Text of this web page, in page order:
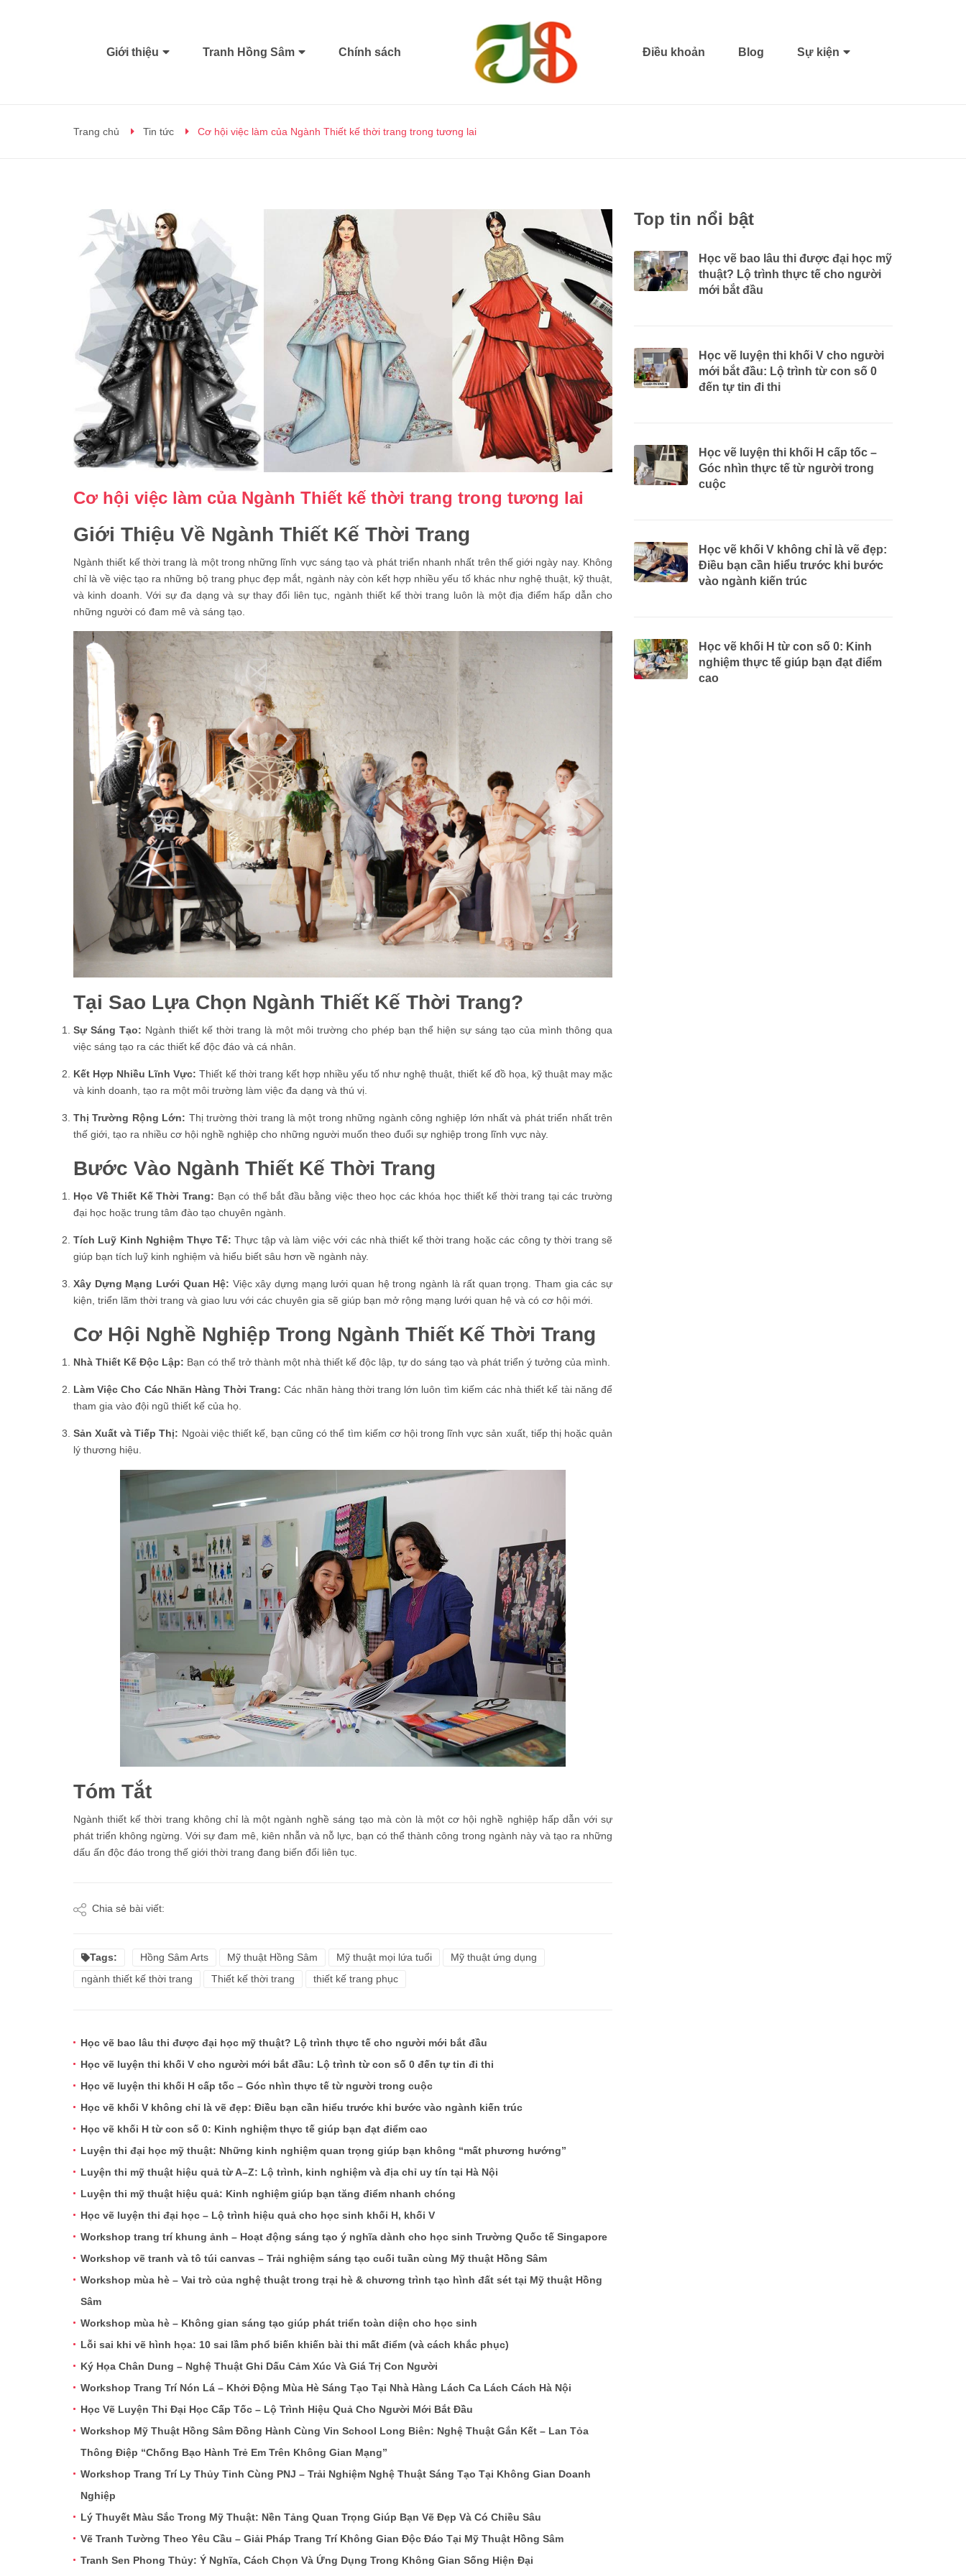
Giới thiệu Tranh Hồng Sâm Chính sách Điều khoản Blog Sự kiện
Trang chủ Tin tức Cơ hội việc làm của Ngành Thiết kế thời trang trong tương lai
Cơ hội việc làm của Ngành Thiết kế thời trang trong tương lai
Giới Thiệu Về Ngành Thiết Kế Thời Trang
Ngành thiết kế thời trang là một trong những lĩnh vực sáng tạo và phát triển nhanh nhất trên thế giới ngày nay. Không
chỉ là về việc tạo ra những bộ trang phục đẹp mắt, ngành này còn kết hợp nhiều yếu tố khác như nghệ thuật, kỹ thuật,
và kinh doanh. Với sự đa dạng và sự thay đổi liên tục, ngành thiết kế thời trang luôn là một địa điểm hấp dẫn cho
những người có đam mê và sáng tạo.
Tại Sao Lựa Chọn Ngành Thiết Kế Thời Trang?
Sự Sáng Tạo: Ngành thiết kế thời trang là một môi trường cho phép bạn thể hiện sự sáng tạo của mình thông qua
việc sáng tạo ra các thiết kế độc đáo và cá nhân.
Kết Hợp Nhiều Lĩnh Vực: Thiết kế thời trang kết hợp nhiều yếu tố như nghệ thuật, thiết kế đồ họa, kỹ thuật may mặc
và kinh doanh, tạo ra một môi trường làm việc đa dạng và thú vị.
Thị Trường Rộng Lớn: Thị trường thời trang là một trong những ngành công nghiệp lớn nhất và phát triển nhất trên
thế giới, tạo ra nhiều cơ hội nghề nghiệp cho những người muốn theo đuổi sự nghiệp trong lĩnh vực này.
Bước Vào Ngành Thiết Kế Thời Trang
Học Về Thiết Kế Thời Trang: Bạn có thể bắt đầu bằng việc theo học các khóa học thiết kế thời trang tại các trường
đại học hoặc trung tâm đào tạo chuyên ngành.
Tích Luỹ Kinh Nghiệm Thực Tế: Thực tập và làm việc với các nhà thiết kế thời trang hoặc các công ty thời trang sẽ
giúp bạn tích luỹ kinh nghiệm và hiểu biết sâu hơn về ngành này.
Xây Dựng Mạng Lưới Quan Hệ: Việc xây dựng mạng lưới quan hệ trong ngành là rất quan trọng. Tham gia các sự
kiện, triển lãm thời trang và giao lưu với các chuyên gia sẽ giúp bạn mở rộng mạng lưới quan hệ và có cơ hội mới.
Cơ Hội Nghề Nghiệp Trong Ngành Thiết Kế Thời Trang
Nhà Thiết Kế Độc Lập: Bạn có thể trở thành một nhà thiết kế độc lập, tự do sáng tạo và phát triển ý tưởng của mình.
Làm Việc Cho Các Nhãn Hàng Thời Trang: Các nhãn hàng thời trang lớn luôn tìm kiếm các nhà thiết kế tài năng để
tham gia vào đội ngũ thiết kế của họ.
Sản Xuất và Tiếp Thị: Ngoài việc thiết kế, bạn cũng có thể tìm kiếm cơ hội trong lĩnh vực sản xuất, tiếp thị hoặc quản
lý thương hiệu.
Tóm Tắt
Ngành thiết kế thời trang không chỉ là một ngành nghề sáng tạo mà còn là một cơ hội nghề nghiệp hấp dẫn với sự
phát triển không ngừng. Với sự đam mê, kiên nhẫn và nỗ lực, bạn có thể thành công trong ngành này và tạo ra những
dấu ấn độc đáo trong thế giới thời trang đang biến đổi liên tục.
Chia sẻ bài viết:
Tags: Hồng Sâm Arts Mỹ thuật Hồng Sâm Mỹ thuật mọi lứa tuổi
Mỹ thuật ứng dụng
ngành thiết kế thời trang
Thiết kế thời trang thiết kế trang phục
Học vẽ bao lâu thi được đại học mỹ thuật? Lộ trình thực tế cho người mới bắt đầu
Học vẽ luyện thi khối V cho người mới bắt đầu: Lộ trình từ con số 0 đến tự tin đi thi
Học vẽ luyện thi khối H cấp tốc – Góc nhìn thực tế từ người trong cuộc
Học vẽ khối V không chỉ là vẽ đẹp: Điều bạn cần hiểu trước khi bước vào ngành kiến trúc
Học vẽ khối H từ con số 0: Kinh nghiệm thực tế giúp bạn đạt điểm cao
Luyện thi đại học mỹ thuật: Những kinh nghiệm quan trọng giúp bạn không “mất phương hướng”
Luyện thi mỹ thuật hiệu quả từ A–Z: Lộ trình, kinh nghiệm và địa chỉ uy tín tại Hà Nội
Luyện thi mỹ thuật hiệu quả: Kinh nghiệm giúp bạn tăng điểm nhanh chóng
Học vẽ luyện thi đại học – Lộ trình hiệu quả cho học sinh khối H, khối V
Workshop trang trí khung ảnh – Hoạt động sáng tạo ý nghĩa dành cho học sinh Trường Quốc tế Singapore
Workshop vẽ tranh và tô túi canvas – Trải nghiệm sáng tạo cuối tuần cùng Mỹ thuật Hồng Sâm
Workshop mùa hè – Vai trò của nghệ thuật trong trại hè & chương trình tạo hình đất sét tại Mỹ thuật Hồng
Sâm
Workshop mùa hè – Không gian sáng tạo giúp phát triển toàn diện cho học sinh
Lỗi sai khi vẽ hình họa: 10 sai lầm phổ biến khiến bài thi mất điểm (và cách khắc phục)
Ký Họa Chân Dung – Nghệ Thuật Ghi Dấu Cảm Xúc Và Giá Trị Con Người
Workshop Trang Trí Nón Lá – Khởi Động Mùa Hè Sáng Tạo Tại Nhà Hàng Lách Ca Lách Cách Hà Nội
Học Vẽ Luyện Thi Đại Học Cấp Tốc – Lộ Trình Hiệu Quả Cho Người Mới Bắt Đầu
Workshop Mỹ Thuật Hồng Sâm Đồng Hành Cùng Vin School Long Biên: Nghệ Thuật Gắn Kết – Lan Tỏa
Thông Điệp “Chống Bạo Hành Trẻ Em Trên Không Gian Mạng”
Workshop Trang Trí Ly Thủy Tinh Cùng PNJ – Trải Nghiệm Nghệ Thuật Sáng Tạo Tại Không Gian Doanh
Nghiệp
Lý Thuyết Màu Sắc Trong Mỹ Thuật: Nền Tảng Quan Trọng Giúp Bạn Vẽ Đẹp Và Có Chiều Sâu
Vẽ Tranh Tường Theo Yêu Cầu – Giải Pháp Trang Trí Không Gian Độc Đáo Tại Mỹ Thuật Hồng Sâm
Tranh Sen Phong Thủy: Ý Nghĩa, Cách Chọn Và Ứng Dụng Trong Không Gian Sống Hiện Đại
Top tin nổi bật
Học vẽ bao lâu thi được đại học mỹ
thuật? Lộ trình thực tế cho người
mới bắt đầu
Học vẽ luyện thi khối V cho người
mới bắt đầu: Lộ trình từ con số 0
đến tự tin đi thi
Học vẽ luyện thi khối H cấp tốc –
Góc nhìn thực tế từ người trong
cuộc
Học vẽ khối V không chỉ là vẽ đẹp:
Điều bạn cần hiểu trước khi bước
vào ngành kiến trúc
Học vẽ khối H từ con số 0: Kinh
nghiệm thực tế giúp bạn đạt điểm
cao